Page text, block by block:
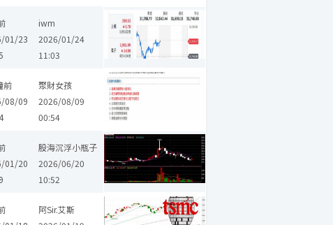
雲豹能源
01/23
iwm
2026/01/24
11:03
前
08/09
聚財女孩
2026/08/09
00:54
01/20
股海沉浮小瓶子
2026/06/20
10:52
量 建榮 世界 德宏 帆宣 藥華藥
阿Sir.艾斯